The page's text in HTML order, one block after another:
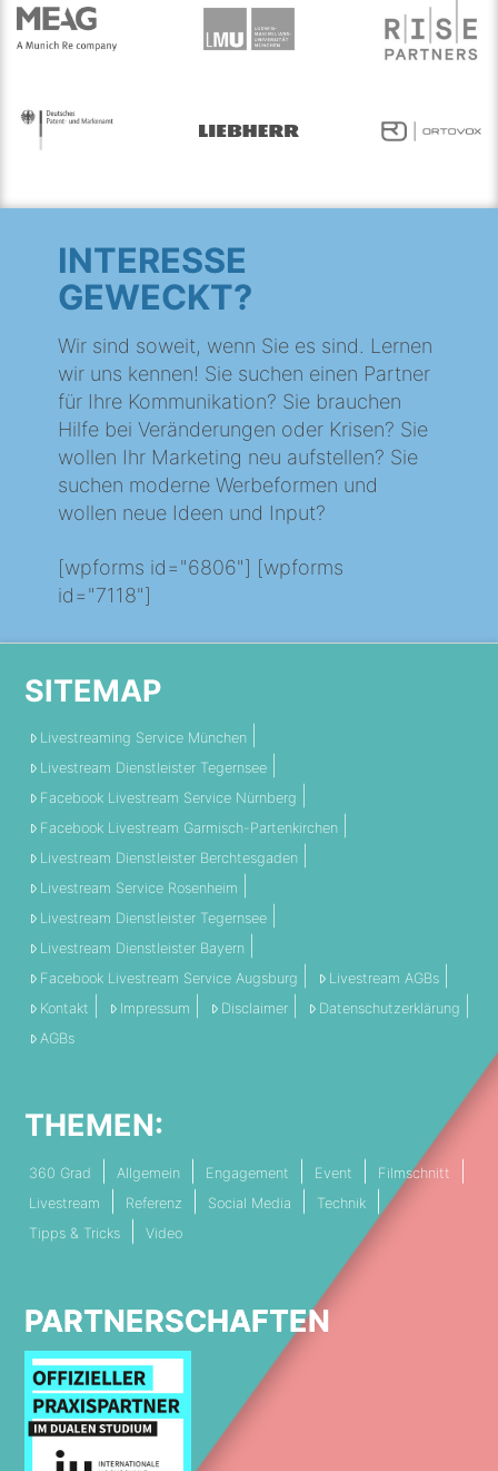
INTERESSE
GEWECKT?
Wir sind soweit, wenn Sie es sind. Lernen
wir uns kennen! Sie suchen einen Partner
für Ihre Kommunikation? Sie brauchen
Hilfe bei Veränderungen oder Krisen? Sie
wollen Ihr Marketing neu aufstellen? Sie
suchen moderne Werbeformen und
wollen neue Ideen und Input?
[wpforms id="6806"] [wpforms
id="7118"]
SITEMAP
Livestreaming Service München
Livestream Dienstleister Tegernsee
Facebook Livestream Service Nürnberg
Facebook Livestream Garmisch-Partenkirchen
Livestream Dienstleister Berchtesgaden
Livestream Service Rosenheim
Livestream Dienstleister Tegernsee
Livestream Dienstleister Bayern
Facebook Livestream Service Augsburg
Livestream AGBs
Kontakt
Impressum Disclaimer
Datenschutzerklärung
AGBs
THEMEN:
360 Grad Allgemein Engagement Event
Filmschnitt
Livestream
Referenz Social Media
Technik
Tipps & Tricks
Video
PARTNERSCHAFTEN